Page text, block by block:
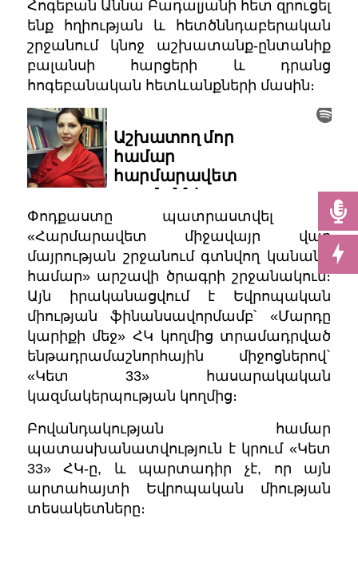
Հոգեբան Աննա Բադալյանի հետ զրուցել
ենք հղիության և հետծննդաբերական
շրջանում կնոջ աշխատանք-ընտանիք
բալանսի հարցերի և դրանց
հոգեբանական հետևանքների մասին։
Փոդքաստը պատրաստվել է
«Հարմարավետ միջավայր վաղ
մայրության շրջանում գտնվող կանանց
համար» արշավի ծրագրի շրջանակում։
Այն իրականացվում է Եվրոպական
միության ֆինանսավորմամբ՝ «Մարդը
կարիքի մեջ» ՀԿ կողմից տրամադրված
ենթադրամաշնորհային միջոցներով`
«Կետ 33» հասարակական
կազմակերպության կողմից։
Բովանդակության համար
պատասխանատվություն է կրում «Կետ
33» ՀԿ-ը, և պարտադիր չէ, որ այն
արտահայտի Եվրոպական միության
տեսակետները։